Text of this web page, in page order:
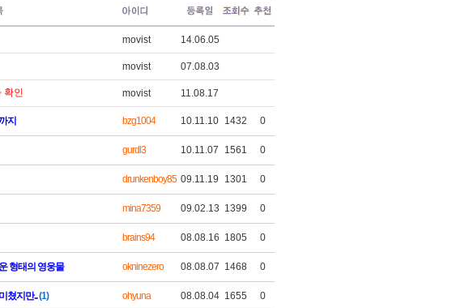
movist 14.06.05
movist 07.08.03
확인 movist 11.08.17
지 bzg1004 10.11.10 1432 0
gurdl3 10.11.07 1561 0
drunkenboy85 09.11.19 1301 0
mina7359 09.02.13 1399 0
brains94 08.08.16 1805 0
형태의 영웅물 okninezero 08.08.07 1468 0
쳤지만..(1) ohyuna 08.08.04 1655 0